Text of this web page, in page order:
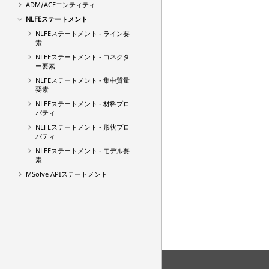
ADM/ACFエンティティ
NLFEステートメント
NLFEステートメント - ライン要
素
NLFEステートメント - コネクタ
ー要素
NLFEステートメント - 集中質量
要素
NLFEステートメント - 材料プロ
パティ
NLFEステートメント - 形状プロ
パティ
NLFEステートメント - モデル要
素
MSolve APIステートメント